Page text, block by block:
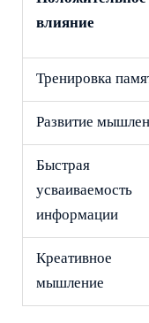
влияние
Тренировка
Развитие
Быстрая
усваиваемость
информации
Креативное
мышление